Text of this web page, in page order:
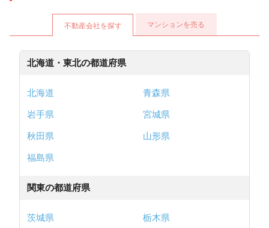
不動産会社を探す マンションを売る
北海道・東北の都道府県
北海道
青森県
岩手県
宮城県
秋田県
山形県
福島県
関東の都道府県
茨城県
栃木県